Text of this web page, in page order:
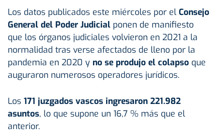
Los datos publicados este miércoles por el Consejo
General del Poder Judicial ponen de manifiesto
que los órganos judiciales volvieron en 2021 a la
normalidad tras verse afectados de lleno por la
pandemia en 2020 y no se produjo el colapso que
auguraron numerosos operadores jurídicos.
Los 171 juzgados vascos ingresaron 221.982
asuntos, lo que supone un 16,7 % más que el
anterior.